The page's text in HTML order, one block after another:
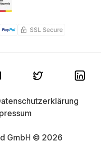
GmbH © 2026